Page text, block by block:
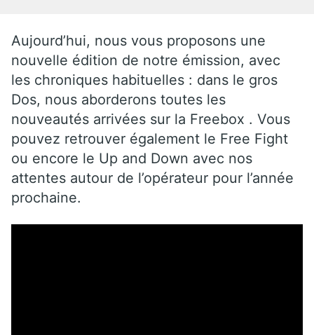
Aujourd’hui, nous vous proposons une
nouvelle édition de notre émission, avec
les chroniques habituelles : dans le gros
Dos, nous aborderons toutes les
nouveautés arrivées sur la Freebox . Vous
pouvez retrouver également le Free Fight
ou encore le Up and Down avec nos
attentes autour de l’opérateur pour l’année
prochaine.